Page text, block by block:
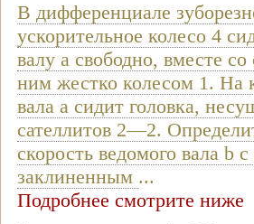
В дифференциале
ускорительное колесо 4
валу a свободно, вместе
ним жестко колесом 1. На
вала a сидит головка,
сателлитов 2—2.
скорость ведомого вала b с
заклиненным ...
Подробнее смотрите ниже